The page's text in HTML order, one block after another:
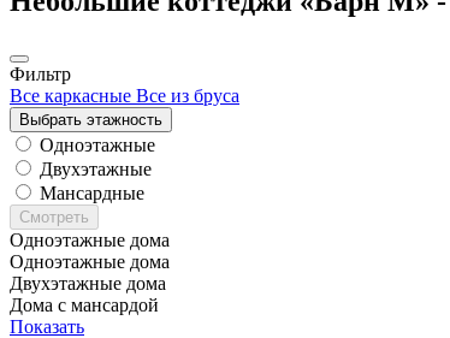
Фильтр
Все каркасные Все из бруса
Выбрать этажность
Одноэтажные
Двухэтажные
Мансардные
Смотреть
Одноэтажные дома
Одноэтажные дома
Двухэтажные дома
Дома с мансардой
Показать